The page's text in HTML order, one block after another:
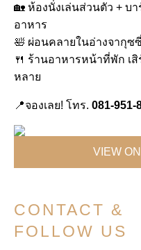
🏡 ห้องนั่งเล่นส่วนตัว + บ
อาหาร
🛀 ผ่อนคลายในอ่างจากุซ
🍴 ร้านอาหารหน้าที่พัก เ
หลาย
📍จองเลย! โทร. 081-951-
VIEW
CONTACT &
FOLLOW US